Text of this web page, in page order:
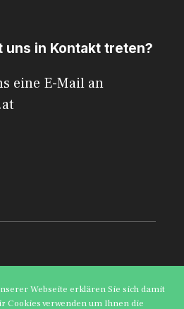
uns in Kontakt treten?
eine E-Mail an
Webseite erklären Sie sich damit
Cookies verwenden um Ihnen die